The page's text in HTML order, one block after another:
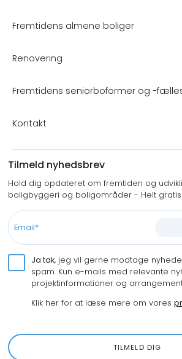
Fremtidens almene boliger
Renovering
Fremtidens seniorboformer og -
Kontakt
Tilmeld nyhedsbrev
Hold dig opdateret om fremtiden og
boligbyggeri og boligområder - Helt
Ja tak, jeg vil gerne modtage
spam. Kun e-mails med relevante
projektinformationer og
Klik her for at læse mere om vores
TILMELD DIG